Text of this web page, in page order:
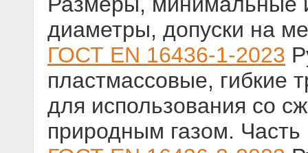
диаметры, допуски на
ГОСТ EN 16436-1-2023
пластмассовые, гибкие
для использования со
природным газом. Часть